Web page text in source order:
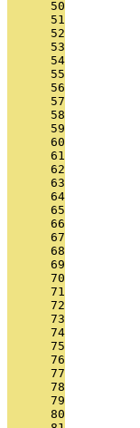
      50
      51
      52
      53
      54
      55
      56
      57
      58
      59
      60
      61
      62
      63
      64
      65
      66
      67
      68
      69
      70
      71
      72
      73
      74
      75
      76
      77
      78
      79
      80